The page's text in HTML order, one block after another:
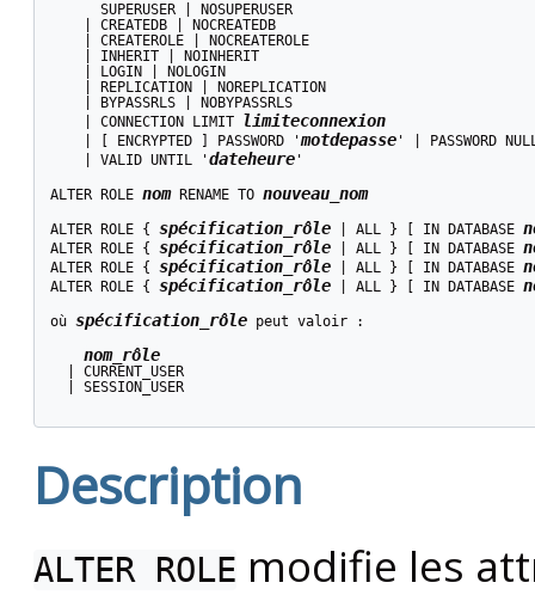
      SUPERUSER | NOSUPERUSER
    | CREATEDB | NOCREATEDB
    | CREATEROLE | NOCREATEROLE
    | INHERIT | NOINHERIT
    | LOGIN | NOLOGIN
    | REPLICATION | NOREPLICATION
    | BYPASSRLS | NOBYPASSRLS
    | CONNECTION LIMIT
limiteconnexion
    | [ ENCRYPTED ] PASSWORD '
motdepasse' | PASSWORD
    | VALID UNTIL '
dateheure'
ALTER ROLE nom RENAME TO nouveau_nom
ALTER ROLE { spécification_rôle | ALL } [ IN DATABASE
ALTER ROLE { spécification_rôle | ALL } [ IN DATABASE
ALTER ROLE { spécification_rôle | ALL } [ IN DATABASE
ALTER ROLE { spécification_rôle | ALL } [ IN DATABASE
où spécification_rôle peut valoir :
nom_rôle
  | CURRENT_USER
  | SESSION_USER
Description
ALTER ROLE modifie les